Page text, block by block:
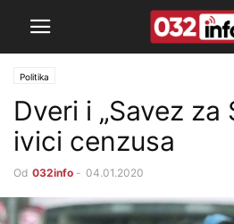
Politika
Dveri i „Savez za
ivici cenzusa
Od 032info - 04.01.2020